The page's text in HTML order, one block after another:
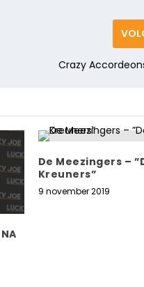
Crazy
De Meezingers –
Kreuners”
9 november 2019